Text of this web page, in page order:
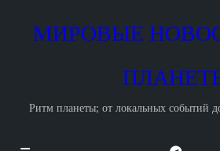
contentМИРОВЫЕ
Ритм планеты; от локальных событий